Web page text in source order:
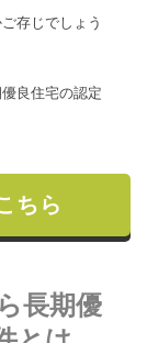
存じでしょう
良住宅の認定
ちら
長期優